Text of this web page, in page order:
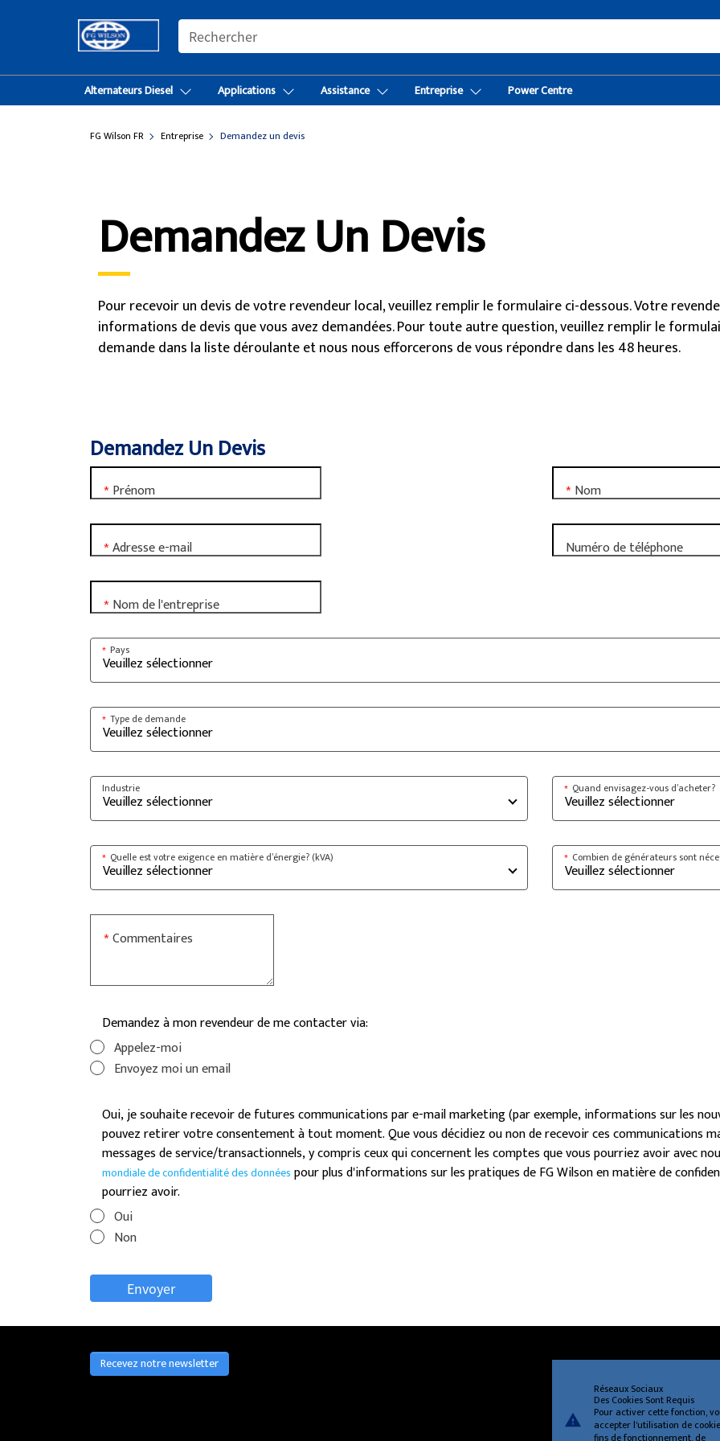
SEARCH
Alternateurs Diesel Applications Assistance Entreprise Power Centre
FG Wilson FR Entreprise Demandez un devis
Demandez Un Devis
Pour recevoir un devis de votre revendeur local, veuillez remplir le formulaire ci-dessous. Votre
informations de devis que vous avez demandées. Pour toute autre question, veuillez remplir le
demande dans la liste déroulante et nous nous efforcerons de vous répondre dans les 48 heures.
Demandez Un Devis
Prénom
* Nom
*
Adresse e-mail
* Numéro de téléphone
Nom de l'entreprise
*
Pays
*
Type de demande
*
Industrie Quand envisagez-vous d’acheter?
*
Quelle est votre exigence en matière d’énergie? (kVA)
* Combien de générateurs sont
*
Commentaires
*
Demandez à mon revendeur de me contacter via:
Appelez-moi
Envoyez moi un email
Oui, je souhaite recevoir de futures communications par e-mail marketing (par exemple, informations sur les
pouvez retirer votre consentement à tout moment. Que vous décidiez ou non de recevoir ces communications
messages de service/transactionnels, y compris ceux qui concernent les comptes que vous pourriez avoir avec
mondiale de confidentialité des données pour plus d'informations sur les pratiques de FG Wilson en matière de
pourriez avoir.
Oui
Non
Recevez notre newsletter
warning
Réseaux Sociaux
Des Cookies Sont Requis
Pour activer cette fonction,
accepter l'utilisation de
fins de fonctionnement, de